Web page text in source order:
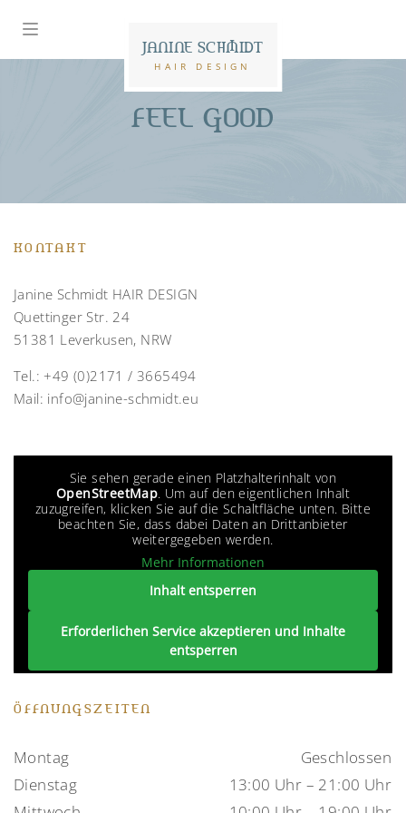
JANINE SCHMIDT
HAIR DESIGN
FEEL GOOD
KONTAKT
Janine Schmidt HAIR DESIGN
Quettinger Str. 24
51381 Leverkusen, NRW
Tel.:+49 (0)2171 / 3665494
Mail: info@janine-schmidt.eu
Sie sehen gerade einen Platzhalterinhalt von
OpenStreetMap. Um auf den eigentlichen Inhalt
zuzugreifen, klicken Sie auf die Schaltfläche unten. Bitte
beachten Sie, dass dabei Daten an Drittanbieter
weitergegeben werden.
Mehr Informationen
Inhalt entsperren
Erforderlichen Service akzeptieren und Inhalte
entsperren
ÖFFNUNGSZEITEN
Montag
Geschlossen
Dienstag
13:00 Uhr – 21:00 Uhr